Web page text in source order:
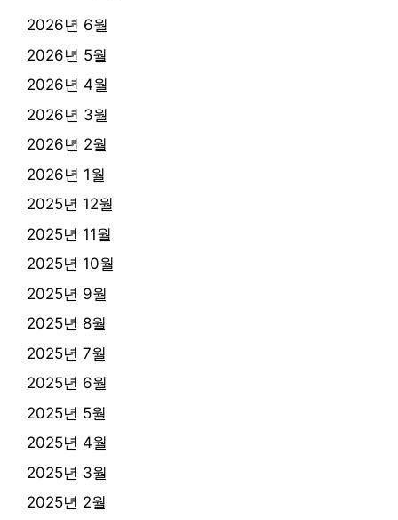
2026년 6월
2026년 5월
2026년 4월
2026년 3월
2026년 2월
2026년 1월
2025년 12월
2025년 11월
2025년 10월
2025년 9월
2025년 8월
2025년 7월
2025년 6월
2025년 5월
2025년 4월
2025년 3월
2025년 2월